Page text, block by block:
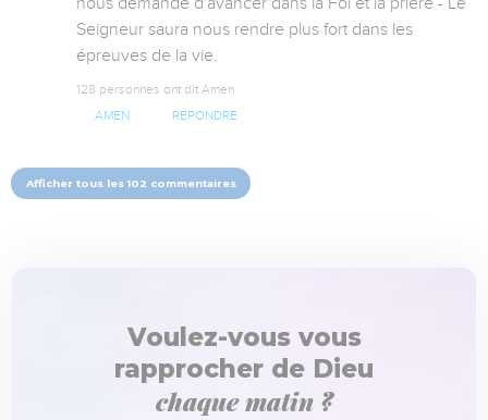
Seigneur saura nous rendre plus fort dans les
épreuves de la vie.
128 personnes ont dit Amen
AMEN RÉPONDRE
Afficher tous les 102 commentaires
Voulez-vous vous
rapprocher de Dieu
chaque matin ?